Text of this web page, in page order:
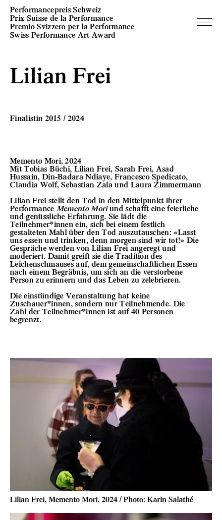
Performancepreis Schweiz
Prix Suisse de la Performance
Premio Svizzero per la Performance
Swiss Performance Art Award
Lilian Frei
Finalistin 2015 / 2024
Memento Mori, 2024
Mit Tobias Büchi, Lilian Frei, Sarah Frei, Asad
Hussain, Din-Badara Ndiaye, Francesco Spedicato,
Claudia Wolf, Sebastian Zala und Laura Zimmermann
Lilian Frei stellt den Tod in den Mittelpunkt ihrer
Performance Memento Moriund schafft eine feierliche
und genüssliche Erfahrung. Sie lädt die
Teilnehmer*innen ein, sich bei einem festlich
gestalteten Mahl über den Tod auszutauschen: «Lasst
uns essen und trinken, denn morgen sind wir tot!» Die
Gespräche werden von Lilian Frei angeregt und
moderiert. Damit greift sie die Tradition des
Leichenschmauses auf, dem gemeinschaftlichen Essen
nach einem Begräbnis, um sich an die verstorbene
Person zu erinnern und das Leben zu zelebrieren.
Die einstündige Veranstaltung hat keine
Zuschauer*innen, sondern nur Teilnehmende. Die
Zahl der Teilnehmer*innen ist auf 40 Personen
begrenzt.
Lilian Frei, Memento Mori, 2024 / Photo: Karin Salathé